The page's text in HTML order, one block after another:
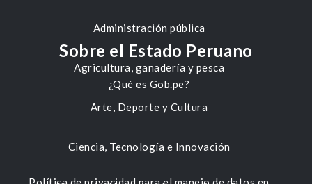
Administración pública
Agricultura, ganadería y pesca
Arte, Deporte y Cultura
Ciencia, Tecnología e Innovación
Sobre el Estado Peruano
¿Qué es Gob.pe?